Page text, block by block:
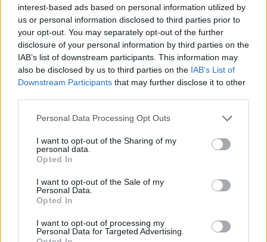
interest-based ads based on personal information utilized by
us or personal information disclosed to third parties prior to
your opt-out. You may separately opt-out of the further
disclosure of your personal information by third parties on the
IAB’s list of downstream participants. This information may
also be disclosed by us to third parties on the IAB’s List of
Downstream Participants that may further disclose it to other
Personal Data Processing Opt Outs
I want to opt-out of the Sharing of my
personal data.
Opted In
I want to opt-out of the Sale of my
Personal Data.
Opted In
I want to opt-out of processing my
Personal Data for Targeted Advertising.
Δοκιμάζουμε το οικογενειακό
ηλεκτρικό Omoda 5